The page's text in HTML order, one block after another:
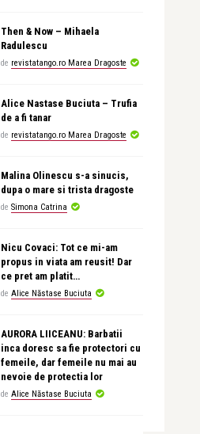
Then & Now – Mihaela
Radulescu
de revistatango.ro Marea Dragoste
Alice Nastase Buciuta – Trufia
de a fi tanar
de revistatango.ro Marea Dragoste
Malina Olinescu s-a sinucis,
dupa o mare si trista dragoste
de Simona Catrina
Nicu Covaci: Tot ce mi-am
propus in viata am reusit! Dar
ce pret am platit…
de Alice Năstase Buciuta
AURORA LIICEANU: Barbatii
inca doresc sa fie protectori cu
femeile, dar femeile nu mai au
nevoie de protectia lor
de Alice Năstase Buciuta